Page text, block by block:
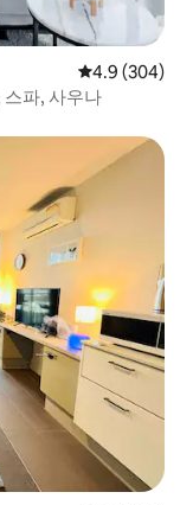
평점 4.9점(5
4.9 (304)
스파, 사우나